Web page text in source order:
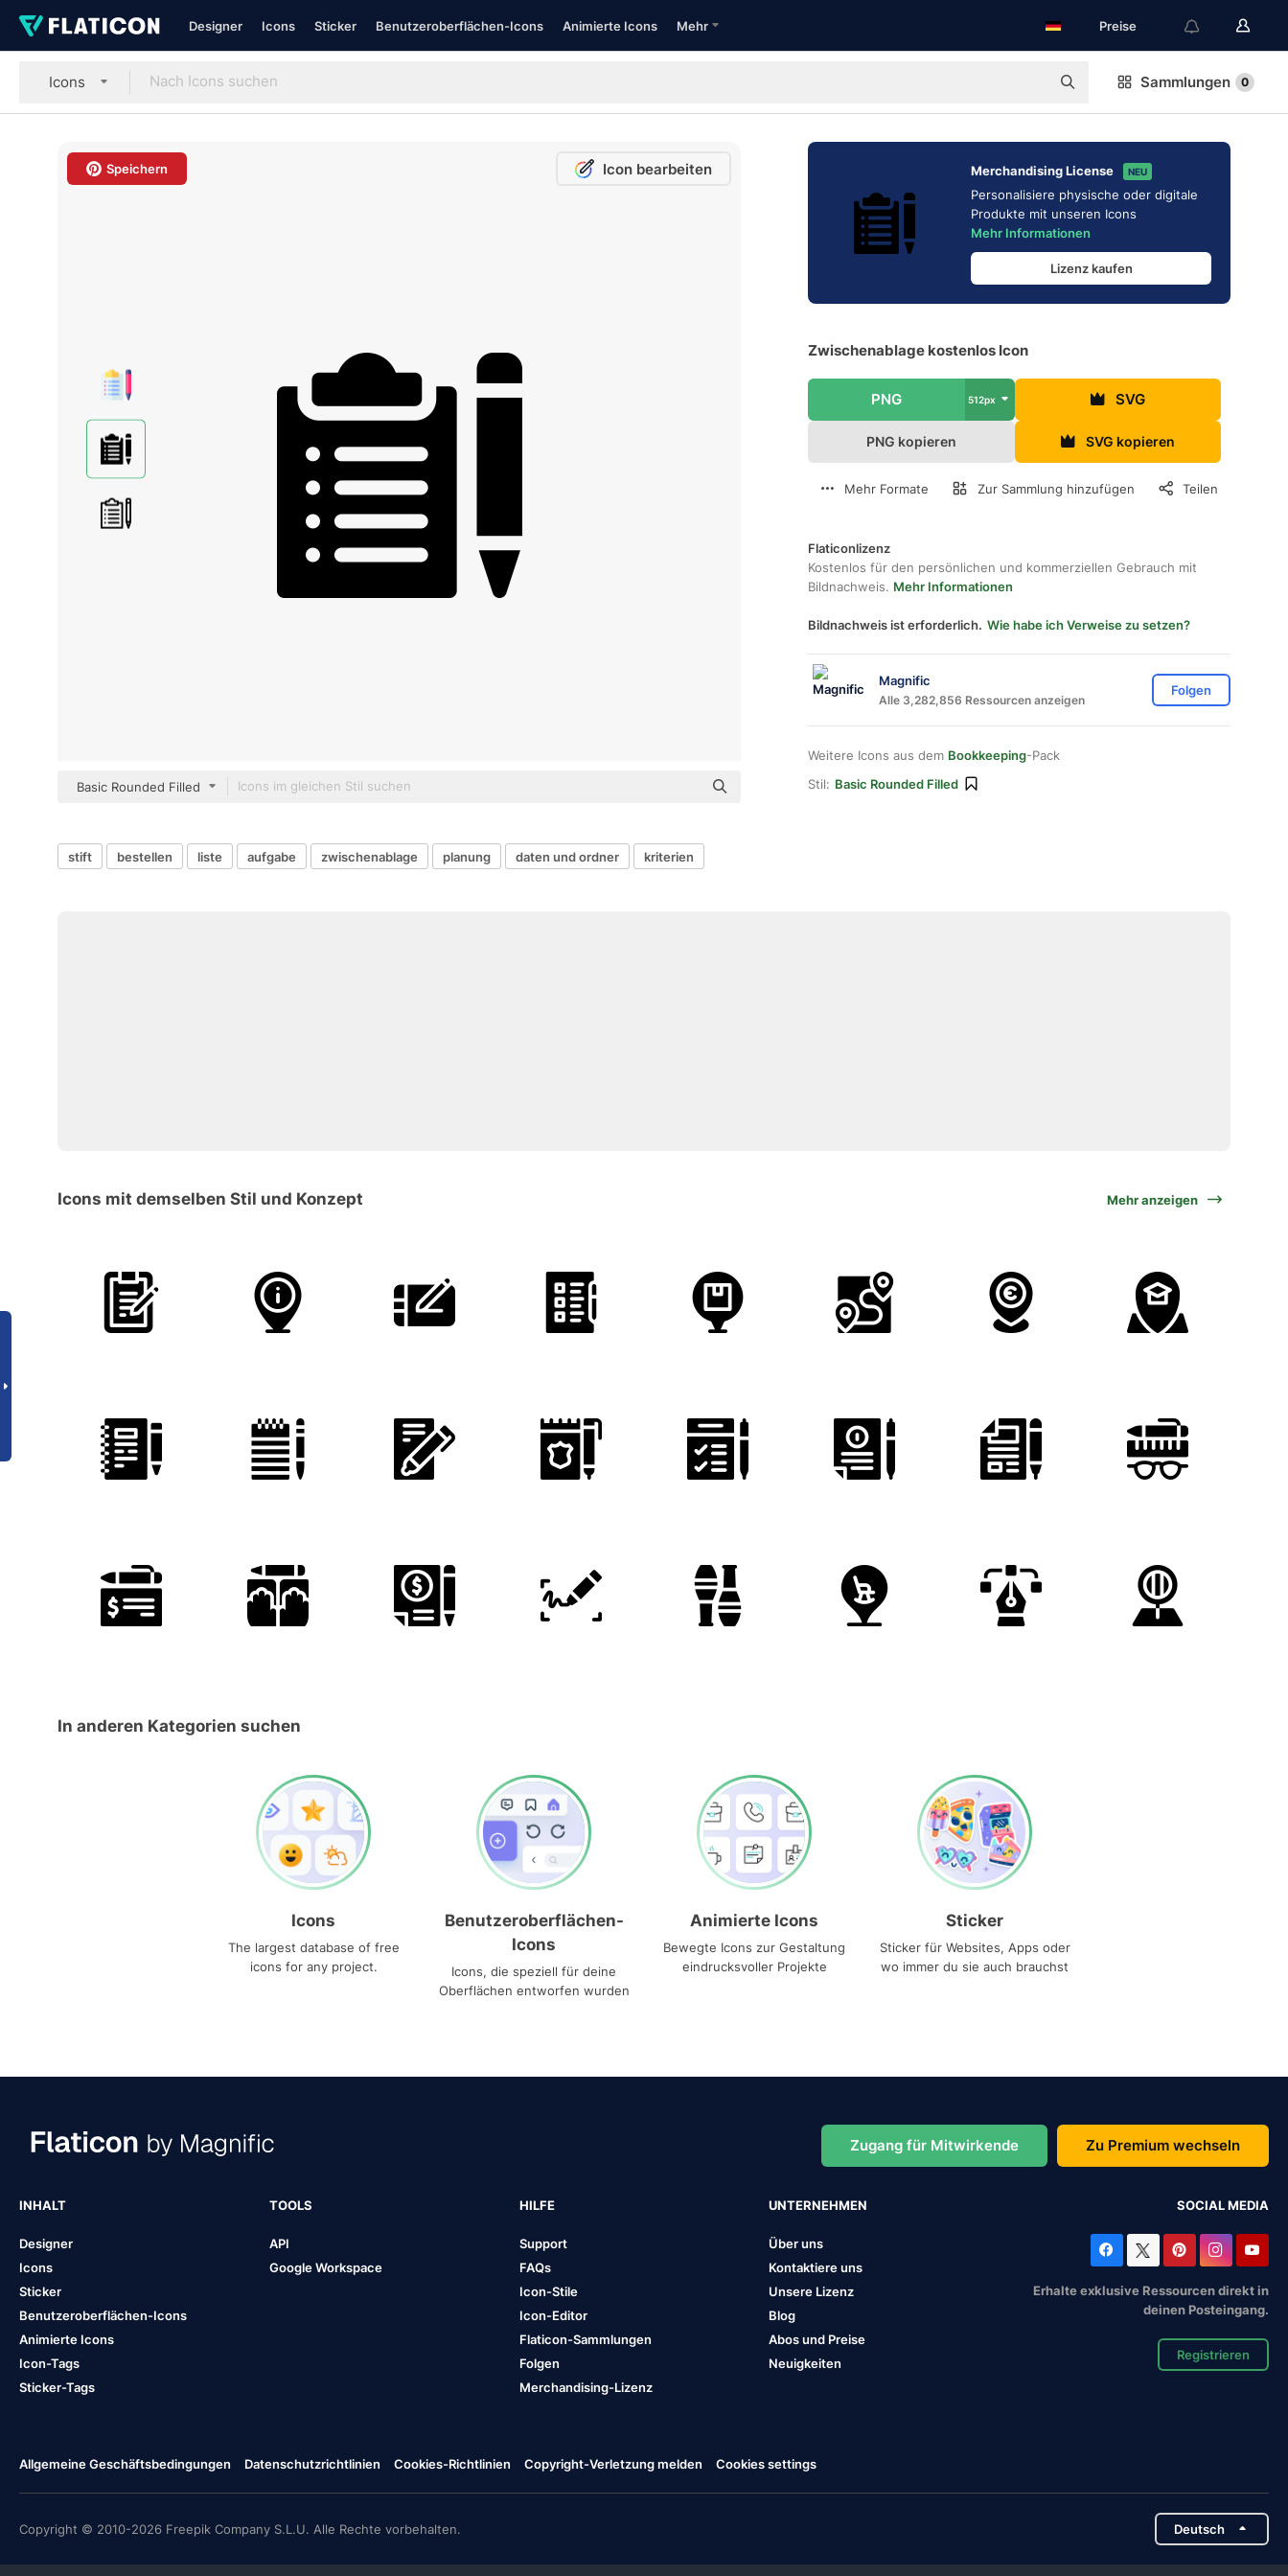
Designer Icons Sticker Benutzeroberflächen-Icons Animierte Icons Mehr Preise
Icons Sammlungen 0
Speichern Icon bearbeiten
Basic Rounded Filled
Merchandising License NEU
Personalisiere physische oder digitale
Produkte mit unseren Icons
Mehr Informationen
Lizenz kaufen
Zwischenablage kostenlos Icon
PNG 512px SVG
PNG kopieren SVG kopieren
Mehr Formate Zur Sammlung hinzufügen Teilen
Flaticonlizenz
Kostenlos für den persönlichen und kommerziellen Gebrauch mit
Bildnachweis. Mehr Informationen
Bildnachweis ist erforderlich. Wie habe ich Verweise zu setzen?
Magnific
Alle 3,282,856 Ressourcen anzeigen
Folgen
Weitere Icons aus dem Bookkeeping-Pack
Stil: Basic Rounded Filled
stift bestellen liste aufgabe zwischenablage planung daten und ordner kriterien
Icons mit demselben Stil und Konzept Mehr anzeigen
In anderen Kategorien suchen
Icons
The largest database of free
icons for any project.
Benutzeroberflächen-
Icons
Icons, die speziell für deine
Oberflächen entworfen wurden
Animierte Icons
Bewegte Icons zur Gestaltung
eindrucksvoller Projekte
Sticker
Sticker für Websites, Apps oder
wo immer du sie auch brauchst
Zugang für Mitwirkende Zu Premium wechseln
INHALT
Designer
Icons
Sticker
Benutzeroberflächen-Icons
Animierte Icons
Icon-Tags
Sticker-Tags
TOOLS
API
Google Workspace
HILFE
Support
FAQs
Icon-Stile
Icon-Editor
Flaticon-Sammlungen
Folgen
Merchandising-Lizenz
UNTERNEHMEN
Über uns
Kontaktiere uns
Unsere Lizenz
Blog
Abos und Preise
Neuigkeiten
SOCIAL MEDIA
Erhalte exklusive Ressourcen direkt in
deinen Posteingang.
Registrieren
Allgemeine Geschäftsbedingungen Datenschutzrichtlinien Cookies-Richtlinien Copyright-Verletzung melden Cookies settings
Copyright © 2010-2026 Freepik Company S.L.U. Alle Rechte vorbehalten. Deutsch